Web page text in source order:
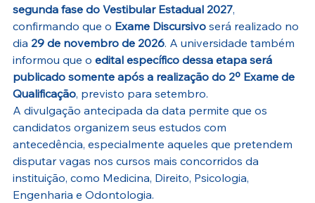
segunda fase do Vestibular Estadual 2027,
confirmando que o Exame Discursivo será realizado no
dia 29 de novembro de 2026. A universidade também
informou que o edital específico dessa etapa será
publicado somente após a realização do 2º Exame de
Qualificação, previsto para setembro.
A divulgação antecipada da data permite que os
candidatos organizem seus estudos com
antecedência, especialmente aqueles que pretendem
disputar vagas nos cursos mais concorridos da
instituição, como Medicina, Direito, Psicologia,
Engenharia e Odontologia.